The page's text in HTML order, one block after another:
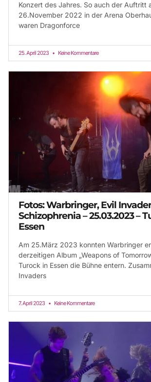
Konzert des Jahres. So auch der Auftritt
26.November 2022 in der Arena
waren Dragonforce
25. April 2023 Keine Kommentare
Fotos: Warbringer, Evil
Schizophrenia – 25.03.2023 –
Essen
Am 25.März 2023 konnten Warbringer
derzeitigen Album „Weapons of
Turock in Essen die Bühne entern.
Invaders
7. April 2023 Keine Kommentare